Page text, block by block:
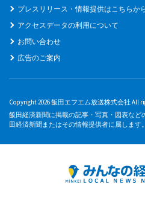
プレスリリース・情報提供はこちらか
アクセスデータの利用について
お問い合わせ
広告のご案内
Copyright 2026 飯田エフエム放送株式会社 All
飯田経済新聞に掲載の記事・写真・図表など
田経済新聞またはその情報提供者に属します。